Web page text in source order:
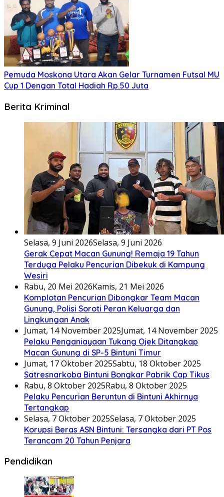
Pemuda Moskona Utara Akan Gelar Turnamen Futsal MU
Cup 1 Dengan Total Hadiah Rp.50 Juta
Berita Kriminal
Selasa, 9 Juni 2026Selasa, 9 Juni 2026
Gerak Cepat Macan Gunung! Remaja 19 Tahun
Terduga Pelaku Pencurian Dibekuk di Kampung
Wesiri
Rabu, 20 Mei 2026Kamis, 21 Mei 2026
Komplotan Pencurian Dibongkar Team Macan
Gunung, Polisi Soroti Peran Keluarga dan
Lingkungan Anak
Jumat, 14 November 2025Jumat, 14 November 2025
Pelaku Penganiayaan Tukang Ojek Ditangkap
Macan Gunung di SP-5 Bintuni Timur
Jumat, 17 Oktober 2025Sabtu, 18 Oktober 2025
Satresnarkoba Bintuni Bongkar Pabrik Cap Tikus
Rabu, 8 Oktober 2025Rabu, 8 Oktober 2025
Pelaku Pencurian Beruntun di Bintuni Akhirnya
Tertangkap
Selasa, 7 Oktober 2025Selasa, 7 Oktober 2025
Korupsi Beras ASN Bintuni: Tersangka dari PT Pos
Terancam 20 Tahun Penjara
Pendidikan